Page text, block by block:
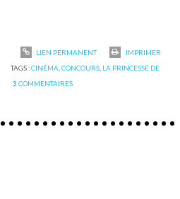
LIEN PERMANENT
IMPRIMER
TAGS :CINÉMA CONCOURS, LA PRINCESSE DE
3 COMMENTAIRES